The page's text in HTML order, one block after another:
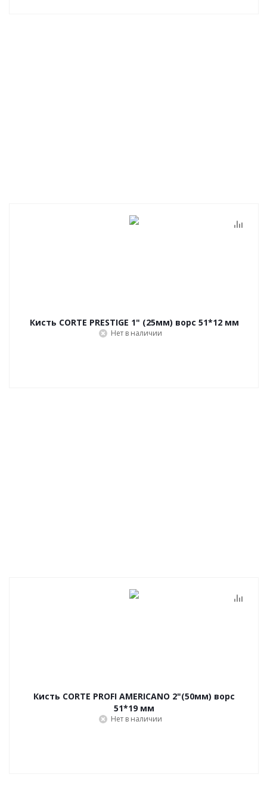
Кисть CORTE PRESTIGE 1" (25мм) ворс 51*12 мм
Нет в наличии
Кисть CORTE PROFI AMERICANO 2"(50мм) ворс
51*19 мм
Нет в наличии